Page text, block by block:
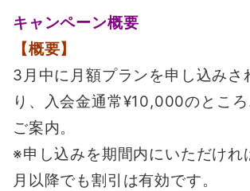
キャンペーン概要
【概要】
3月中に月額プランを申し込みさ
り、入会金通常¥10,000のとこ
ご案内。
※申し込みを期間内にいただけれ
月以降でも割引は有効です。